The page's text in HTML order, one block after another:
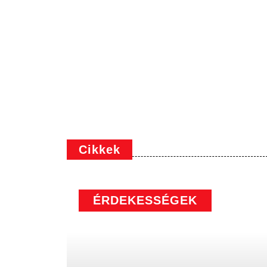
Cikkek
ÉRDEKESSÉGEK